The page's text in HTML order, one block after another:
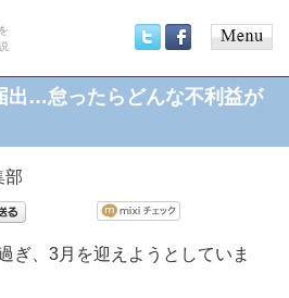
menu
出…怠ったらどんな不利益が
部
ぎ、3月を迎えようとしていま